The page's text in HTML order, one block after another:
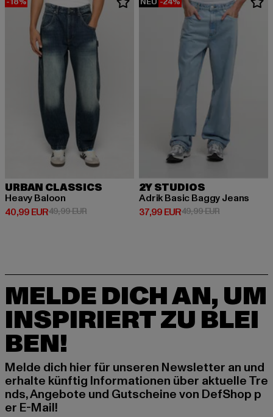
URBAN CLASSICS
Heavy Baloon
40,99 EUR
Derzeitiger Preis: 40,99 EUR
49,99 EURAktionspreis: 49,99 EUR
2Y STUDIOS
Adrik Basic Baggy Jeans
37,99 EUR
Derzeitiger Preis: 37,99 EUR
49,99 EURAktionspreis:
MELDE DICH AN, UM
INSPIRIERT ZU BLEI
BEN!
Melde dich hier für unseren Newsletter an und
erhalte künftig Informationen über aktuelle Tre
nds, Angebote und Gutscheine von DefShop p
er E-Mail!